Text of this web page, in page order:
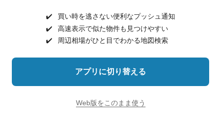
✔️
買い時を逃さない便利なプッシュ通知
✔️
高速表示で似た物件も見つけやすい
✔️
周辺相場がひと目でわかる地図検索
アプリに切り替える
Web版をこのまま使う
ヘルプ・お問い合わせ 採用情報
©NIFTY Lifestyle Co., Ltd.